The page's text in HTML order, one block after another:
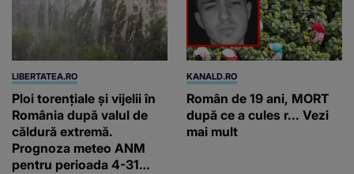
LIBERTATEA.RO
Ploi torențiale și vijelii în
România după valul de
căldură extremă.
Prognoza meteo ANM
pentru perioada 4-31
KANALD.RO
Român de 19 ani, MORT
după ce a cules r... Vezi
mai mult